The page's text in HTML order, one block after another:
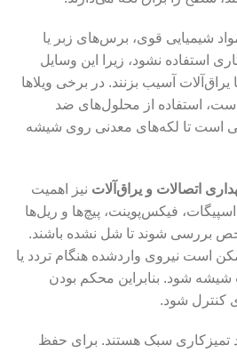
شیمیایی قوی، برس‌های زبر یا
استفاده نشود، زیرا این وسایل
آسیب بزنند. در برخی ویلاها
استفاده از محلول‌های ضد
است تا لکه‌های معدنی روی شیشه
اتصالات و یراق‌آلات نیز اهمیت
اسپیگات، فیکس‌پوینت، پیچ‌ها و ریل‌ها
بررسی شوند تا شل نشده باشند.
است نیروی واردشده هنگام تردد یا
شود. بنابراین محکم بودن
کنترل شود.
تمیزکاری سبک هستند. برای حفظ